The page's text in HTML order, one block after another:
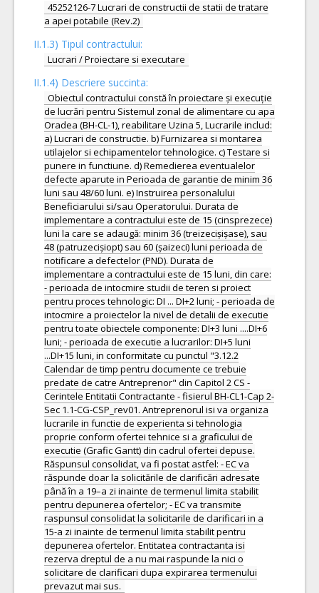
45252126-7 Lucrari de constructii de statii de tratare
a apei potabile (Rev.2)
II.1.3) Tipul contractului:
Lucrari / Proiectare si executare
II.1.4) Descriere succinta:
Obiectul contractului constă în proiectare și execuție
de lucrări pentru Sistemul zonal de alimentare cu apa
Oradea (BH-CL-1), reabilitare Uzina 5, Lucrarile includ:
a) Lucrari de constructie. b) Furnizarea si montarea
utilajelor si echipamentelor tehnologice. c) Testare si
punere in functiune. d) Remedierea eventualelor
defecte aparute in Perioada de garantie de minim 36
luni sau 48/60 luni. e) Instruirea personalului
Beneficiarului si/sau Operatorului. Durata de
implementare a contractului este de 15 (cinsprezece)
luni la care se adaugă: minim 36 (treizecișișase), sau
48 (patruzecișiopt) sau 60 (șaizeci) luni perioada de
notificare a defectelor (PND). Durata de
implementare a contractului este de 15 luni, din care:
- perioada de intocmire studii de teren si proiect
pentru proces tehnologic: DI ... DI+2 luni; - perioada de
intocmire a proiectelor la nivel de detalii de executie
pentru toate obiectele componente: DI+3 luni ....DI+6
luni; - perioada de executie a lucrarilor: DI+5 luni
...DI+15 luni, in conformitate cu punctul "3.12.2
Calendar de timp pentru documente ce trebuie
predate de catre Antreprenor" din Capitol 2 CS -
Cerintele Entitatii Contractante - fisierul BH-CL1-Cap 2-
Sec 1.1-CG-CSP_rev01. Antreprenorul isi va organiza
lucrarile in functie de experienta si tehnologia
proprie conform ofertei tehnice si a graficului de
executie (Grafic Gantt) din cadrul ofertei depuse.
Răspunsul consolidat, va fi postat astfel: - EC va
răspunde doar la solicitările de clarificări adresate
până în a 19–a zi inainte de termenul limita stabilit
pentru depunerea ofertelor; - EC va transmite
raspunsul consolidat la solicitarile de clarificari in a
15-a zi inainte de termenul limita stabilit pentru
depunerea ofertelor. Entitatea contractanta isi
rezerva dreptul de a nu mai raspunde la nici o
solicitare de clarificari dupa expirarea termenului
prevazut mai sus.